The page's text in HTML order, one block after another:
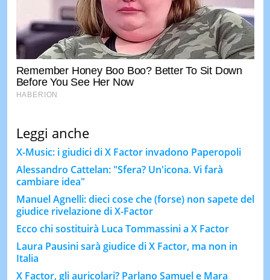
Leggi anche
X-Music: i giudici di X Factor invadono Paperopoli
Alessandro Cattelan: "Sfera? Un'icona. Vi farà
cambiare idea"
Manuel Agnelli: dieci cose che (forse) non sapete del
giudice rivelazione di X-Factor
Ecco chi sostituirà Luca Tommassini a X Factor
Laura Pausini sarà giudice di X Factor, ma non in
Italia
X Factor, gli auricolari? Parlano Samuel e Mara